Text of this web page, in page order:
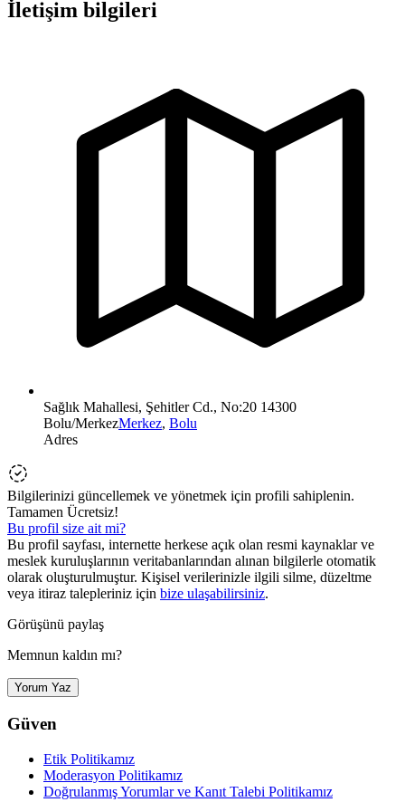
İletişim bilgileri
Sağlık Mahallesi, Şehitler Cd., No:20 14300
Bolu/MerkezMerkez, Bolu
Adres
Bilgilerinizi güncellemek ve yönetmek için profili sahiplenin.
Tamamen Ücretsiz!
Bu profil size ait mi?
Bu profil sayfası, internette herkese açık olan resmi kaynaklar ve
meslek kuruluşlarının veritabanlarından alınan bilgilerle otomatik
olarak oluşturulmuştur. Kişisel verilerinizle ilgili silme, düzeltme
veya itiraz talepleriniz için bize ulaşabilirsiniz.
Görüşünü paylaş
Memnun kaldın mı?
Yorum Yaz
Güven
Etik Politikamız
Moderasyon Politikamız
Doğrulanmış Yorumlar ve Kanıt Talebi Politikamız